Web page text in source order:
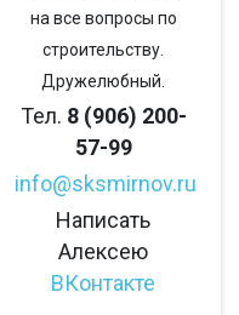
на все вопросы по
строительству.
Дружелюбный.
Тел. 8 (906) 200-
57-99
info@sksmirnov.ru
Написать
Алексею
ВКонтакте